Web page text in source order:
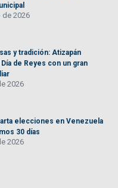
de 2026
y tradición: Atizapán
de Reyes con un gran
2026
elecciones en Venezuela
30 días
2026